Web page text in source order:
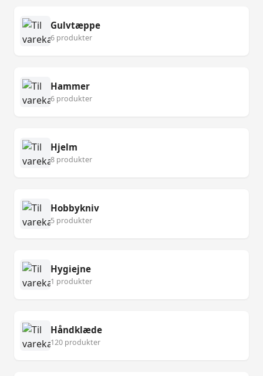
Gulvtæppe
6 produkter
Hammer
6 produkter
Hjelm
8 produkter
Hobbykniv
5 produkter
Hygiejne
1 produkter
Håndklæde
120 produkter